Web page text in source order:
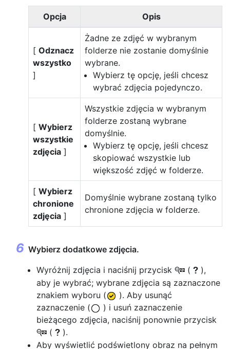
Opcja Opis
[ Odznacz
wszystko
]
Żadne ze zdjęć w wybranym
folderze nie zostanie domyślnie
wybrane.
Wybierz tę opcję, jeśli chcesz
wybrać zdjęcia pojedynczo.
[ Wybierz
wszystkie
zdjęcia ]
Wszystkie zdjęcia w wybranym
folderze zostaną wybrane
domyślnie.
Wybierz tę opcję, jeśli chcesz
skopiować wszystkie lub
większość zdjęć w folderze.
[ Wybierz
chronione
zdjęcia ]
Domyślnie wybrane zostaną tylko
chronione zdjęcia w folderze.
Wybierz dodatkowe zdjęcia.
Wyróżnij zdjęcia i naciśnij przycisk W ( Q ),
aby je wybrać; wybrane zdjęcia są zaznaczone
znakiem wyboru (
). Aby usunąć
zaznaczenie (
) i usuń zaznaczenie
bieżącego zdjęcia, naciśnij ponownie przycisk
W ( Q ).
Aby wyświetlić podświetlony obraz na pełnym